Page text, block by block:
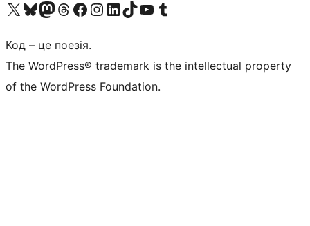
Visit our X (formerly Twitter) account
Visit our Bluesky account
Завітайте до нашої стрічки в Mastodon
Visit our Threads account
Завітайте на нашу сторінку в Facebook
Visit our Instagram account
Visit our LinkedIn account
Visit our TikTok account
Visit our YouTube channel
Visit our Tumblr account
Код – це поезія.
The WordPress® trademark is the intellectual property
of the WordPress Foundation.